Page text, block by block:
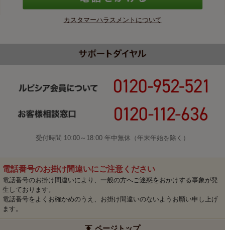
カスタマーハラスメントについて
受付時間 10:00～18:00 年中無休（年末年始を除く）
電話番号のお掛け間違いにご注意ください
電話番号のお掛け間違いにより、一般の方へご迷惑をおかけする事象が発
生しております。
電話番号をよくお確かめのうえ、お掛け間違いのないようお願い申し上げ
ます。
ページトップ